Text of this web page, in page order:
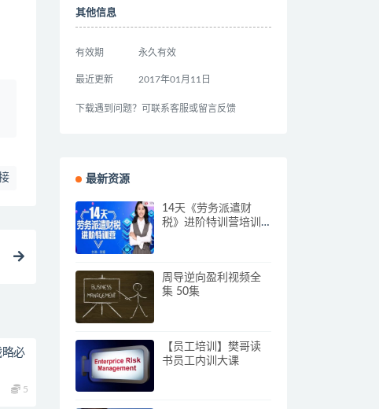
必
5
其他信息
有效期 永久有效
最近更新 2017年01月11日
下载遇到问题？可联系客服或留言反馈
最新资源
14天《劳务派遣财
税》进阶特训营培训
周导逆向盈利视频全
集 50集
【员工培训】樊哥读
书员工内训大课